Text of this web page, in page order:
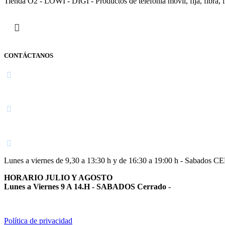
CONTÁCTANOS
Lunes a viernes de 9,30 a 13:30 h y de 16:30 a 19:00 h - Sabados
HORARIO JULIO Y AGOSTO
Lunes a Viernes 9 A 14.H - SABADOS Cerrado -
Política de privacidad